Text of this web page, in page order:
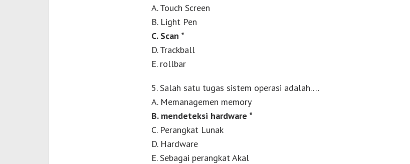
A. Touch Screen
B. Light Pen
C. Scan *
D. Trackball
E. rollbar
5. Salah satu tugas sistem operasi adalah….
A. Memanagemen memory
B. mendeteksi hardware *
C. Perangkat Lunak
D. Hardware
E. Sebagai perangkat Akal